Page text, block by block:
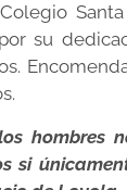
su
hombres
si